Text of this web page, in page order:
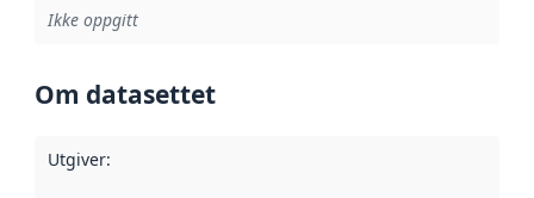
Ikke oppgitt
Om datasettet
Utgiver: